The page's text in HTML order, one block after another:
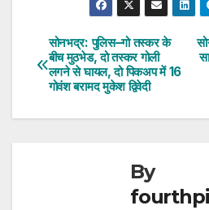
Post
navigation
सोनभद्र: पुलिस–गो तस्कर के
बीच मुठभेड, दो तस्कर गोली
लगने से घायल, दो पिकअप में 16
गोवंश बरामद मुकेश द्विवेदी
By